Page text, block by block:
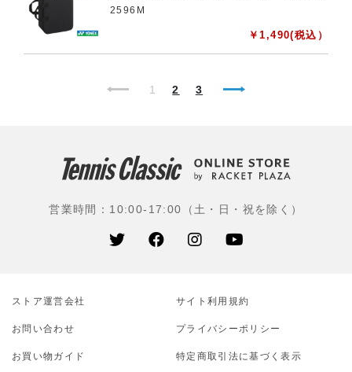
2596M
￥1,490(税込）
1 2 3
営業時間：10:00-17:00（土・日・祝を除く）
ストア運営会社 サイト利⽤規約
お問い合わせ プライバシーポリシー
お買い物ガイド 特定商取引法に基づく表示